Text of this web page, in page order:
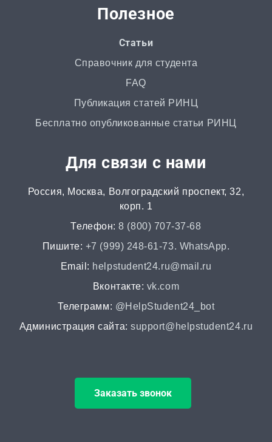
от 3 дней | от 5000 ₽
от 1 дня | от 700 ₽
Маркетинговое исследование
от 4 часов | от 500 ₽
от 2 часов | от 500 ₽
Аннотация
от 2 часов | от 400 ₽
НИР
от 2 часов | от 5000 ₽
Кандидатская диссертация
Полезное
Статьи
Справочник для студента
FAQ
Публикация статей РИНЦ
Бесплатно опубликованные статьи РИНЦ
Для связи с нами
Россия, Москва, Волгоградский проспект, 32,
корп. 1
Телефон:8 (800) 707-37-68
Пишите: +7 (999) 248-61-73. WhatsApp.
Email: helpstudent24.ru@mail.ru
Вконтакте: vk.com
Телеграмм: @HelpStudent24_bot
Администрация сайта:support@helpstudent24.ru
Заказать звонок